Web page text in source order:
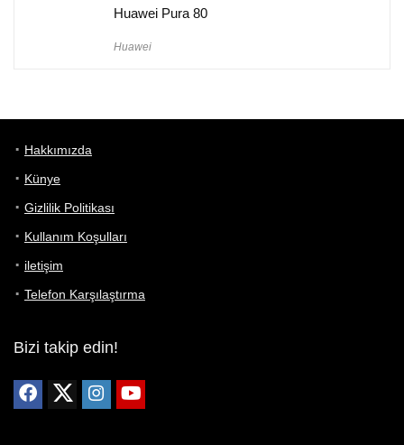
Huawei Pura 80
Huawei
Hakkımızda
Künye
Gizlilik Politikası
Kullanım Koşulları
iletişim
Telefon Karşılaştırma
Bizi takip edin!